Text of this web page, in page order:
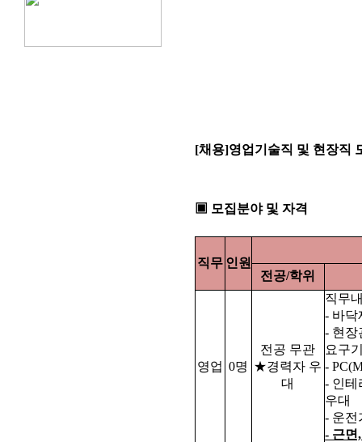
[채용]영업기술직 및 현장직
▣ 모집분야 및 자격
직무 인원
전공/학위
영업 0명
전공 무관
★경력자 우
대
직무
- 바닥
- 현장
요구
-
- 인테
우대
- 운전
- 근면